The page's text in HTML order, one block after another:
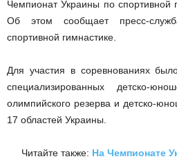
Чемпионат Украины по спортивной
Об этом сообщает пресс-
спортивной гимнастике.
Для участия в соревнованиях
специализированных детско-
олимпийского резерва и детско-
17 областей Украины.
Читайте также: На Чемпионате